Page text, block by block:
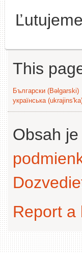
This
Български (Bəlgarski)
українська
Obsah
Report a